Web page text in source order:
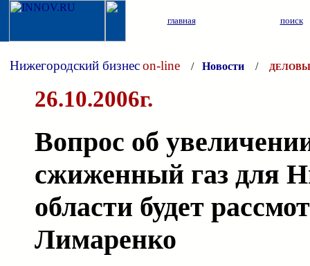
главная поиск
Нижегородский бизнесon-line / Новости /
26.10.2006г.
Вопрос об
сжиженный газ для
области будет
Лимаренко